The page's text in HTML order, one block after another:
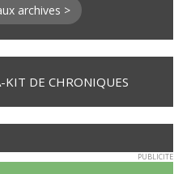
archives >
KIT DE CHRONIQUES
PUBLICITE